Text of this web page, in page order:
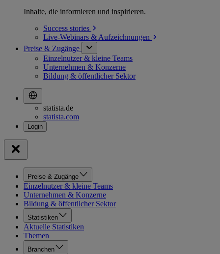
Inhalte, die informieren und inspirieren.
Success stories
Live-Webinars & Aufzeichnungen
Preise & Zugänge
Einzelnutzer & kleine Teams
Unternehmen & Konzerne
Bildung & öffentlicher Sektor
statista.de
statista.com
Preise & Zugänge
Einzelnutzer & kleine Teams
Unternehmen & Konzerne
Bildung & öffentlicher Sektor
Statistiken
Aktuelle Statistiken
Themen
Branchen